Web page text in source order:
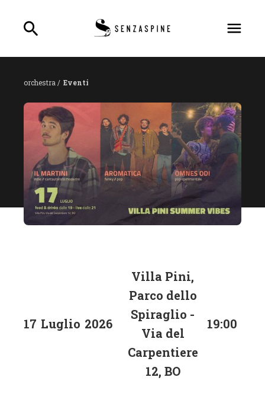
orchestra / Eventi
17 Luglio 2026
Villa Pini,
Parco dello
Spiraglio -
Via del
Carpentiere
12, BO
19:00